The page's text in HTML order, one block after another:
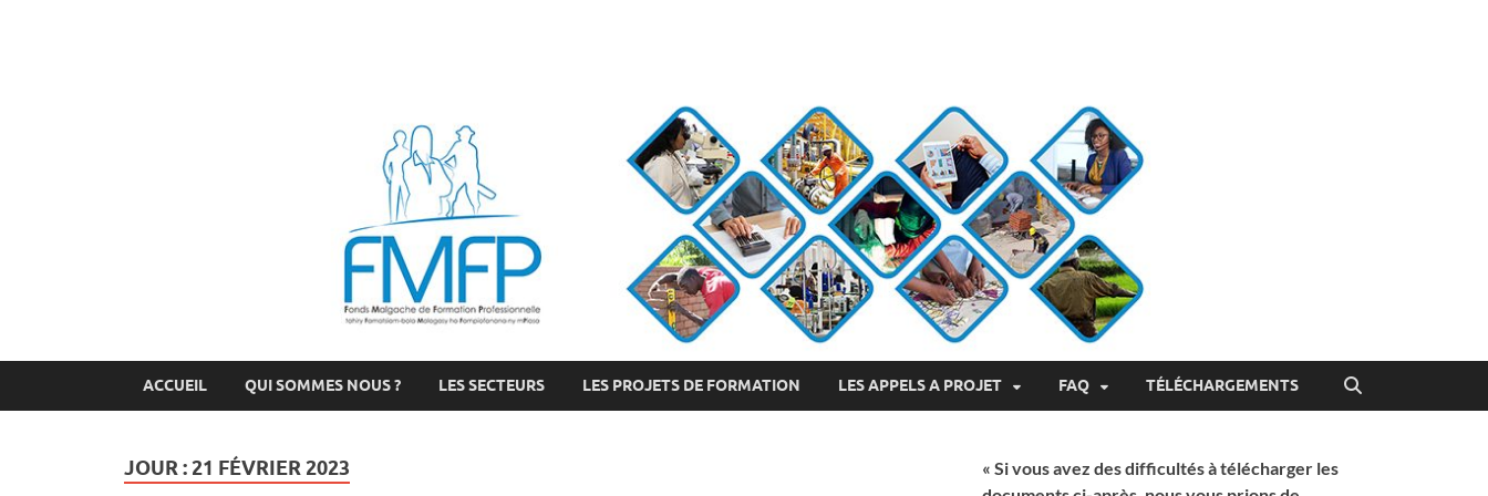
ACCUEIL QUI SOMMES NOUS ? LES SECTEURS LES PROJETS DE FORMATION LES APPELS A PROJET FAQ TÉLÉCHARGEMENTS
JOUR :21 FÉVRIER 2023
« Si vous avez des difficultés à télécharger les